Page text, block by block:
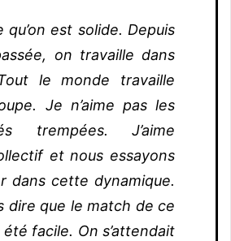
qu’on est solide. Depuis
on travaille dans
le monde travaille
Je n’aime pas les
trempées. J’aime
et nous essayons
dans cette dynamique.
dire que le match de ce
été facile. On s’attendait